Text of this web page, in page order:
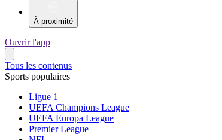
À proximité
Ouvrir l'app
Tous les contenus
Sports populaires
Ligue 1
UEFA Champions League
UEFA Europa League
Premier League